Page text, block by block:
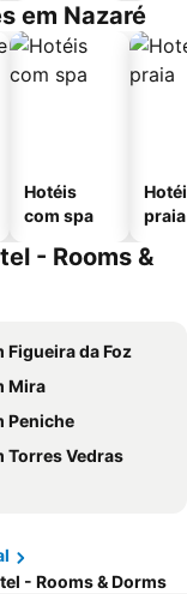
em Nazaré
Hotéis
com spa
praia
- Rooms &
Figueira da Foz
Mira
Peniche
Torres Vedras
- Rooms & Dorms